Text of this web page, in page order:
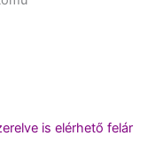
is elérhető felár